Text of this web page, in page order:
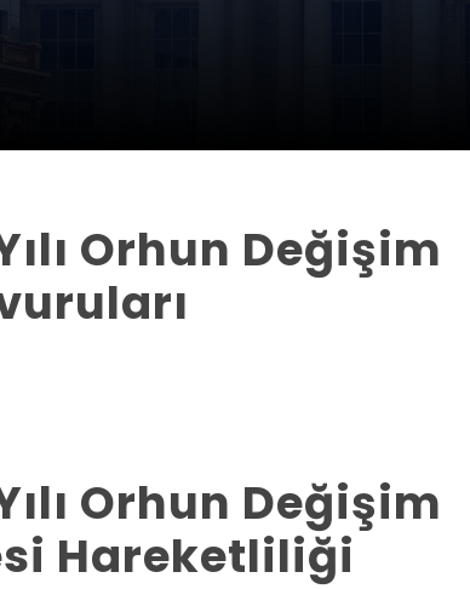
Orhun Değişim
Orhun Değişim
Hareketliliği